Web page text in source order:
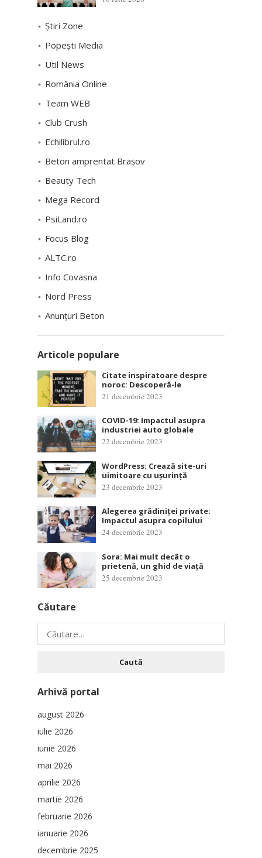
Știri Zone
Popești Media
Util News
România Online
Team WEB
Club Crush
Echilibrul.ro
Beton amprentat Brașov
Beauty Tech
Mega Record
PsiLand.ro
Focus Blog
ALTC.ro
Info Covasna
Nord Press
Anunțuri Beton
Articole populare
Citate inspiratoare despre
noroc: Descoperă-le
21 decembrie 2023
COVID-19: Impactul asupra
industriei auto globale
22 decembrie 2023
WordPress: Crează site-uri
uimitoare cu ușurință
23 decembrie 2023
Alegerea grădiniței private:
Impactul asupra copilului
24 decembrie 2023
Sora: Mai mult decât o
prietenă, un ghid de viață
25 decembrie 2023
Căutare
Caută
după:
Arhivă portal
august 2026
iulie 2026
iunie 2026
mai 2026
aprilie 2026
martie 2026
februarie 2026
ianuarie 2026
decembrie 2025